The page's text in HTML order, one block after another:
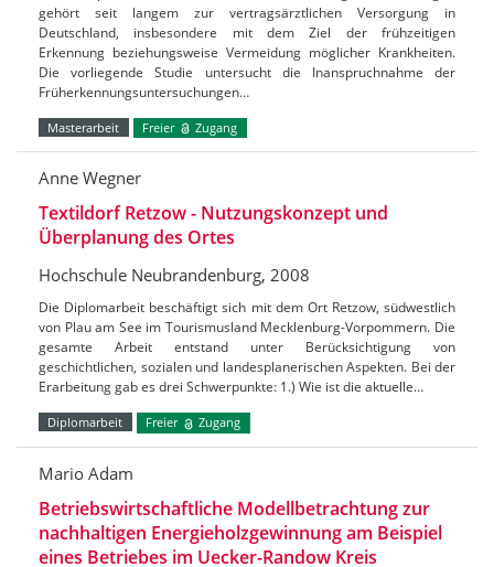
gehört seit langem zur vertragsärztlichen Versorgung in
Deutschland, insbesondere mit dem Ziel der frühzeitigen
Erkennung beziehungsweise Vermeidung möglicher Krankheiten.
Die vorliegende Studie untersucht die Inanspruchnahme der
Früherkennungsuntersuchungen…
Masterarbeit Freier Zugang
Anne Wegner
Textildorf Retzow - Nutzungskonzept und
Überplanung des Ortes
Hochschule Neubrandenburg, 2008
Die Diplomarbeit beschäftigt sich mit dem Ort Retzow, südwestlich
von Plau am See im Tourismusland Mecklenburg-Vorpommern. Die
gesamte Arbeit entstand unter Berücksichtigung von
geschichtlichen, sozialen und landesplanerischen Aspekten. Bei der
Erarbeitung gab es drei Schwerpunkte: 1.) Wie ist die aktuelle…
Diplomarbeit Freier Zugang
Mario Adam
Betriebswirtschaftliche Modellbetrachtung zur
nachhaltigen Energieholzgewinnung am Beispiel
eines Betriebes im Uecker-Randow Kreis